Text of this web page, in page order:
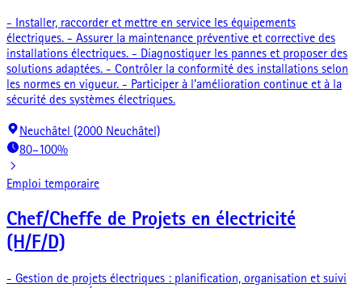
- Installer, raccorder et mettre en service les équipements
électriques. - Assurer la maintenance préventive et corrective des
installations électriques. - Diagnostiquer les pannes et proposer des
solutions adaptées. - Contrôler la conformité des installations selon
les normes en vigueur. - Participer à l’amélioration continue et à la
sécurité des systèmes électriques.
Neuchâtel (2000 Neuchâtel)
80–100%
Emploi temporaire
Chef/Cheffe de Projets en électricité
(H/F/D)
- Gestion de projets électriques : planification, organisation et suivi